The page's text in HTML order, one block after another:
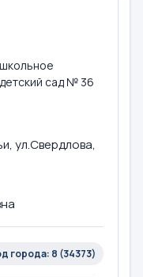
сад № 36
ул.Свердлова,
города: 8 (34373)